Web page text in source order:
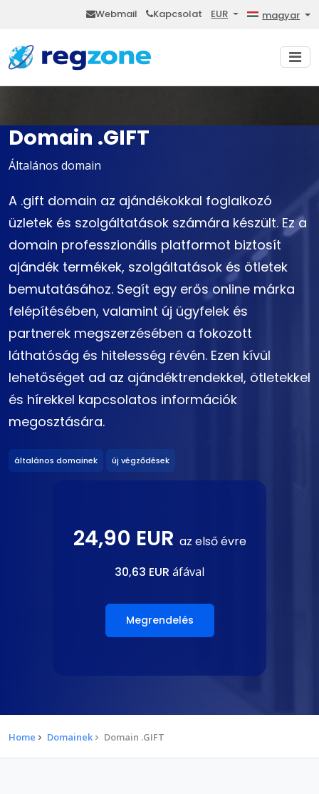
Webmail Kapcsolat EUR magyar
Domain .GIFT
Általános domain
A .gift domain az ajándékokkal foglalkozó
üzletek és szolgáltatások számára készült. Ez a
domain professzionális platformot biztosít
ajándék termékek, szolgáltatások és ötletek
bemutatásához. Segít egy erős online márka
felépítésében, valamint új ügyfelek és
partnerek megszerzésében a fokozott
láthatóság és hitelesség révén. Ezen kívül
lehetőséget ad az ajándéktrendekkel, ötletekkel
és hírekkel kapcsolatos információk
megosztására.
általános domainek új végződések
24,90 EUR az első évre
30,63 EUR áfával
Megrendelés
Home Domainek Domain .GIFT